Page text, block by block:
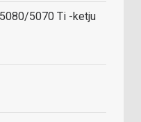
5070 Ti -ketju